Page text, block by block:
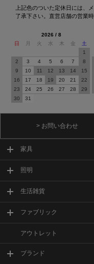
上記色のついた定休日には、
了承下さい。直営店舗の営業
2026 / 8
日
月 火 水 木 金
土
1
2
3 4 5 6 7
8
9
10 11 12 13 14
15
16
17 18 19 20 21
22
23
24 25 26 27 28
29
30
31
> お問い合わせ
家具
照明
生活雑貨
ファブリック
アウトレット
ブランド